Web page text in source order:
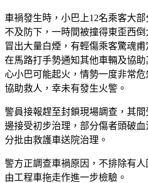
車禍發生時，小巴上12名乘客大
不及防下，一時間被撞得東歪西
冒出大量白煙，有輕傷乘客驚魂
在馬路打手勢通知其他車輛及協
心小巴可能起火，情勢一度非常
協助救人，幸未有發生火警。
警員接報趕至封鎖現場調查，其
邊接受初步治理，部分傷者頭破血
分批由救護車送院治理。
警方正調查車禍原因，不排除有
由工程車拖走作進一步檢驗。